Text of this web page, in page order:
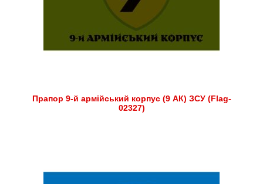
Прапор 9-й армійський корпус (9 АК) ЗСУ (Flag-
02327)